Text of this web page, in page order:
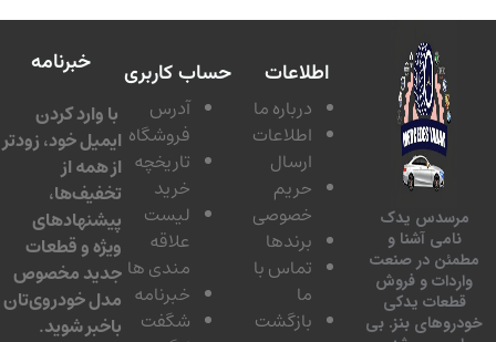
یدک
آشنا و
در صنعت
و فروش
یدکی
بنز. بی
اطلاعات
درباره ما
اطلاعات
ارسال
حریم
خصوصی
برندها
تماس با
بازگشت
حساب کاربری
آدرس
فروشگاه
تاریخچه
لیست
مندی ها
خبرنامه
شگفت
خبرنامه
با وارد کردن
ایمیل خود، زودتر
از همه از
تخفیف‌ها،
پیشنهادهای
ویژه و قطعات
جدید مخصوص
مدل خودروی‌تان
باخبر شوید.